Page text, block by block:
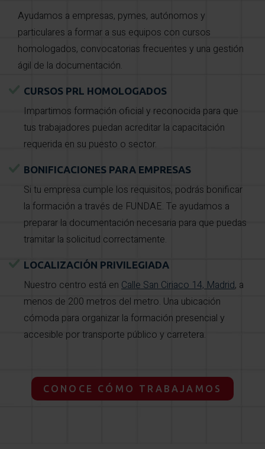
Ayudamos a empresas, pymes, autónomos y
particulares a formar a sus equipos con cursos
homologados, convocatorias frecuentes y una gestión
ágil de la documentación.
CURSOS PRL HOMOLOGADOS
Impartimos formación oficial y reconocida para que
tus trabajadores puedan acreditar la capacitación
requerida en su puesto o sector.
BONIFICACIONES PARA EMPRESAS
Si tu empresa cumple los requisitos, podrás bonificar
la formación a través de FUNDAE. Te ayudamos a
preparar la documentación necesaria para que puedas
tramitar la solicitud correctamente.
LOCALIZACIÓN PRIVILEGIADA
Nuestro centro está en Calle San Ciriaco 14, Madrid, a
menos de 200 metros del metro. Una ubicación
cómoda para organizar la formación presencial y
accesible por transporte público y carretera.
CONOCE CÓMO TRABAJAMOS